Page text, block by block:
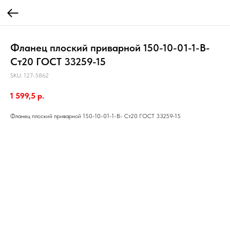
Фланец плоский приварной 150-10-01-1-В-
Ст20 ГОСТ 33259-15
SKU: 127-5862
1 599,5 р.
Фланец плоский приварной 150-10-01-1-В- Ст20 ГОСТ 33259-15